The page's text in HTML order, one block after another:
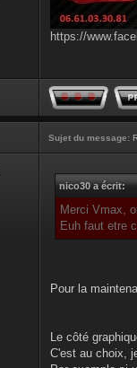
https://
Sujet du message:
nico30 a écrit:
Merci Vmax,
Euh faut etre
Pour la
Le côté
C'est au choix,